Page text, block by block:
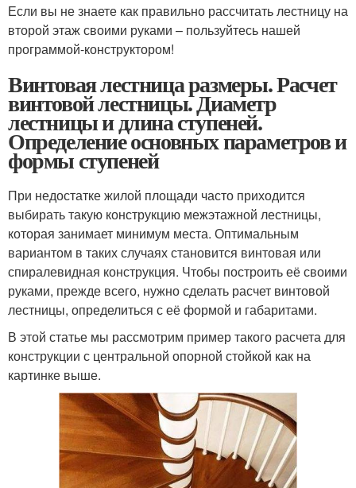
Если вы не знаете как правильно рассчитать лестницу на
второй этаж своими руками – пользуйтесь нашей
программой-конструктором!
Винтовая лестница размеры. Расчет
винтовой лестницы. Диаметр
лестницы и длина ступеней.
Определение основных параметров и
формы ступеней
При недостатке жилой площади часто приходится
выбирать такую конструкцию межэтажной лестницы,
которая занимает минимум места. Оптимальным
вариантом в таких случаях становится винтовая или
спиралевидная конструкция. Чтобы построить её своими
руками, прежде всего, нужно сделать расчет винтовой
лестницы, определиться с её формой и габаритами.
В этой статье мы рассмотрим пример такого расчета для
конструкции с центральной опорной стойкой как на
картинке выше.